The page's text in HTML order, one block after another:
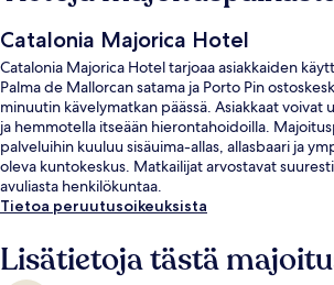
Catalonia Majorica Hotel
Catalonia Majorica Hotel tarjoaa asiakkaiden
Palma de Mallorcan satama ja Porto Pin
minuutin kävelymatkan päässä. Asiakkaat voivat
ja hemmotella itseään hierontahoidoilla.
palveluihin kuuluu sisäuima-allas, allasbaari ja
oleva kuntokeskus. Matkailijat arvostavat
avuliasta henkilökuntaa.
Tietoa peruutusoikeuksista
Lisätietoja tästä